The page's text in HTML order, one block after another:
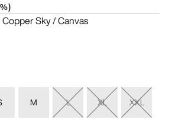
%)
Copper Sky / Canvas
M L XL
XXL